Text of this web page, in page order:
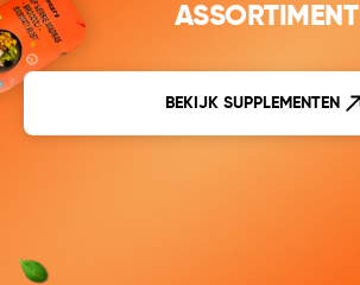
ASSORTIMENT
BEKIJK SUPPLEMENTEN